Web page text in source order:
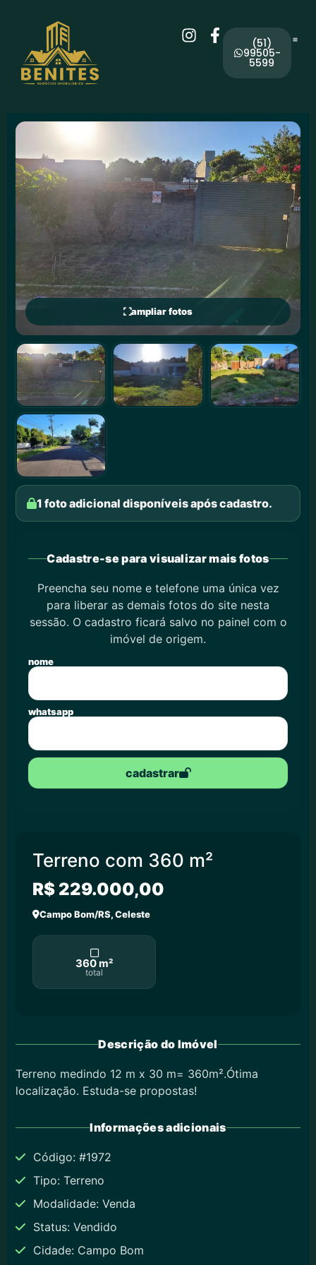
(51)
99505-
5599
ampliar fotos
1 foto adicional disponíveis após cadastro.
Cadastre-se para visualizar mais fotos
Preencha seu nome e telefone uma única vez
para liberar as demais fotos do site nesta
sessão. O cadastro ficará salvo no painel com o
imóvel de origem.
nome
whatsapp
cadastrar
Terreno com 360 m²
R$ 229.000,00
Campo Bom/RS, Celeste
360 m²
total
Descrição do Imóvel
Terreno medindo 12 m x 30 m= 360m².Ótima
localização. Estuda-se propostas!
Informações adicionais
Código: #1972
Tipo: Terreno
Modalidade: Venda
Status: Vendido
Cidade: Campo Bom